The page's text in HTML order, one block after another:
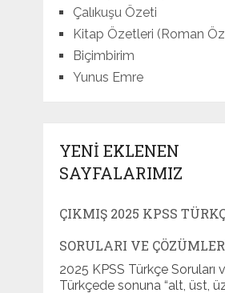
Çalıkuşu Özeti
Kitap Özetleri (Roman
Biçimbirim
Yunus Emre
YENI EKLENEN
SAYFALARIMIZ
ÇIKMIŞ 2025 KPSS
SORULARI VE
2025 KPSS Türkçe Soruları
Türkçede sonuna “alt, üst,